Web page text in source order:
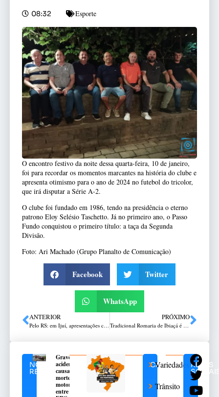
08:32 Esporte
O encontro festivo da noite dessa quarta-feira, 10 de janeiro,
foi para recordar os momentos marcantes na história do clube e
apresenta otimismo para o ano de 2024 no futebol do tricolor,
que irá disputar a Série A-2.
O clube foi fundado em 1986, tendo na presidência o eterno
patrono Eloy Selésio Taschetto. Já no primeiro ano, o Passo
Fundo conquistou o primeiro título: a taça da Segunda
Divisão.
Foto: Ari Machado (Grupo Planalto de Comunicação)
Facebook Twitter
WhatsApp
ANTERIOR
Pelo RS: em Ijuí, apresentações circenses e culturais estão proibidas pelas ruas
PRÓXIMO
Tradicional Romaria de Ibiaçá é preparada para o mês de fevereiro
NOTÍCIAS
RELACIONADAS
Grave
acidente
causa
morte de
motorista
entre na
CATEGORIAS
Variedades
Trânsito
REDES